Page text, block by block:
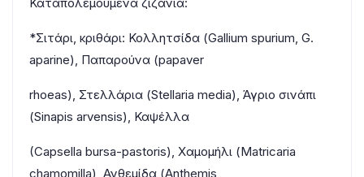
*Σιτάρι, κριθάρι: Κολλητσίδα (Gallium spurium, G.
aparine), Παπαρούνα (papaver
rhoeas), Στελλάρια (Stellaria media), Άγριο σινάπι
(Sinapis arvensis), Καψέλλα
(Capsella bursa-pastoris), Χαμομήλι (Matricaria
chamomilla), Ανθεμίδα (Anthemis